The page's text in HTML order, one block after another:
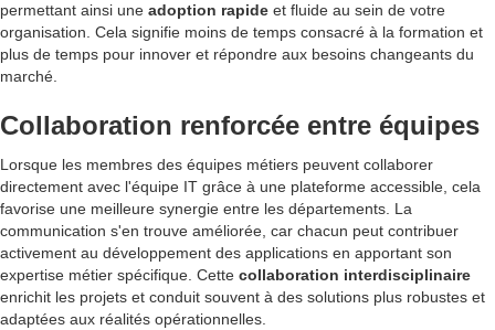
permettant ainsi une adoption rapide et fluide au sein de votre
organisation. Cela signifie moins de temps consacré à la formation et
plus de temps pour innover et répondre aux besoins changeants du
marché.
Collaboration renforcée entre équipes
Lorsque les membres des équipes métiers peuvent collaborer
directement avec l'équipe IT grâce à une plateforme accessible, cela
favorise une meilleure synergie entre les départements. La
communication s'en trouve améliorée, car chacun peut contribuer
activement au développement des applications en apportant son
expertise métier spécifique. Cette collaboration interdisciplinaire
enrichit les projets et conduit souvent à des solutions plus robustes et
adaptées aux réalités opérationnelles.